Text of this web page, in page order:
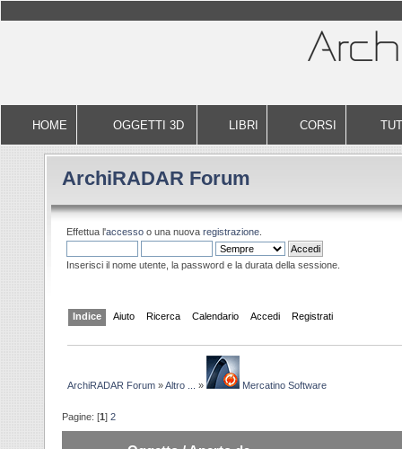
HOME OGGETTI 3D LIBRI CORSI
ArchiRADAR Forum
Effettua l'accesso o una nuova registrazione.
Inserisci il nome utente, la password e la durata della sessione.
Indice Aiuto Ricerca Calendario Accedi Registrati
ArchiRADAR Forum »Altro ... » Mercatino Software
Pagine: [1] 2